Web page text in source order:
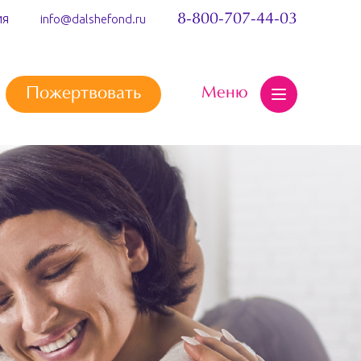
info@dalshefond.ru 8-800-707-44-03
Пожертвовать Меню